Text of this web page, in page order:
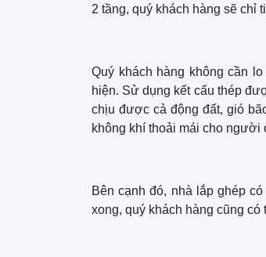
2 tầng, quý khách hàng sẽ chỉ
Quý khách hàng không cần
hiện. Sử dụng kết cấu thép
chịu được cả động đất, gió
không khí thoải mái cho người
Bên cạnh đó, nhà lắp ghép
xong, quý khách hàng cũng